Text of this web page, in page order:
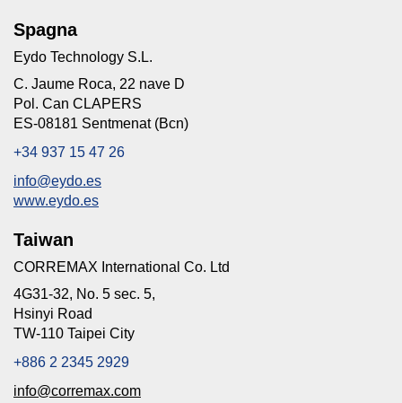
Spagna
Eydo Technology S.L.
C. Jaume Roca, 22 nave D
Pol. Can CLAPERS
ES-08181 Sentmenat (Bcn)
+34 937 15 47 26
info@eydo.es
www.eydo.es
Taiwan
CORREMAX International Co. Ltd
4G31-32, No. 5 sec. 5,
Hsinyi Road
TW-110 Taipei City
+886 2 2345 2929
info@corremax.com